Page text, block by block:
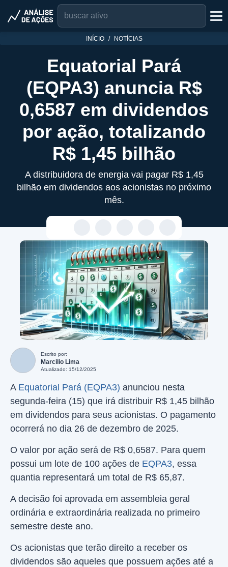
INÍCIO NOTÍCIAS
Equatorial Pará
(EQPA3) anuncia R$
0,6587 em dividendos
por ação, totalizando
R$ 1,45 bilhão
A distribuidora de energia vai pagar R$ 1,45
bilhão em dividendos aos acionistas no próximo
mês.
Escrito por:
Marcilio Lima
Atualizado: 15/12/2025
A Equatorial Pará (EQPA3) anunciou nesta
segunda-feira (15) que irá distribuir R$ 1,45 bilhão
em dividendos para seus acionistas. O pagamento
ocorrerá no dia 26 de dezembro de 2025.
O valor por ação será de R$ 0,6587. Para quem
possui um lote de 100 ações de EQPA3, essa
quantia representará um total de R$ 65,87.
A decisão foi aprovada em assembleia geral
ordinária e extraordinária realizada no primeiro
semestre deste ano.
Os acionistas que terão direito a receber os
dividendos são aqueles que possuem ações até a